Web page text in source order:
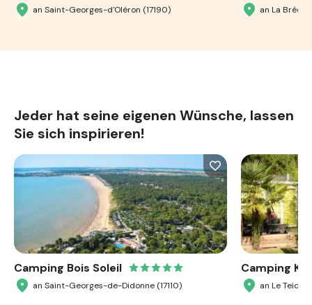
an Saint-Georges-d'Oléron (17190) an La Brée-
Jeder hat seine eigenen Wünsche, lassen
Sie sich inspirieren!
Camping Bois Soleil
an Saint-Georges-de-Didonne (17110)
Camping
an Le Teich